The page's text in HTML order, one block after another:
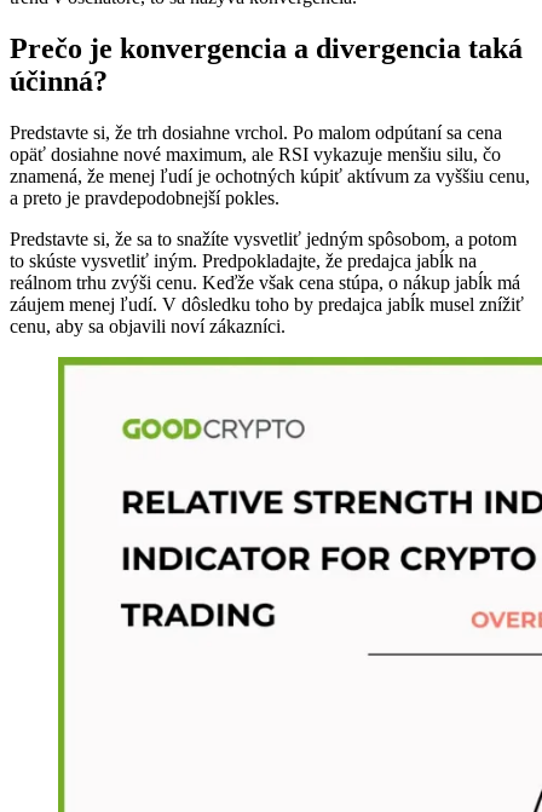
Prečo je konvergencia a divergencia taká
účinná?
Predstavte si, že trh dosiahne vrchol. Po malom odpútaní sa cena
opäť dosiahne nové maximum, ale RSI vykazuje menšiu silu, čo
znamená, že menej ľudí je ochotných kúpiť aktívum za vyššiu cenu,
a preto je pravdepodobnejší pokles.
Predstavte si, že sa to snažíte vysvetliť jedným spôsobom, a potom
to skúste vysvetliť iným. Predpokladajte, že predajca jabĺk na
reálnom trhu zvýši cenu. Keďže však cena stúpa, o nákup jabĺk má
záujem menej ľudí. V dôsledku toho by predajca jabĺk musel znížiť
cenu, aby sa objavili noví zákazníci.